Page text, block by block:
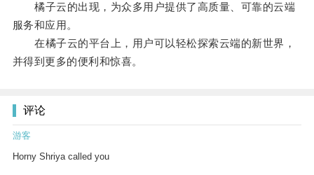
橘子云的出现，为众多用户提供了高质量、可靠的云端
服务和应用。
在橘子云的平台上，用户可以轻松探索云端的新世界，
并得到更多的便利和惊喜。
评论
游客
Horny Shriya called you